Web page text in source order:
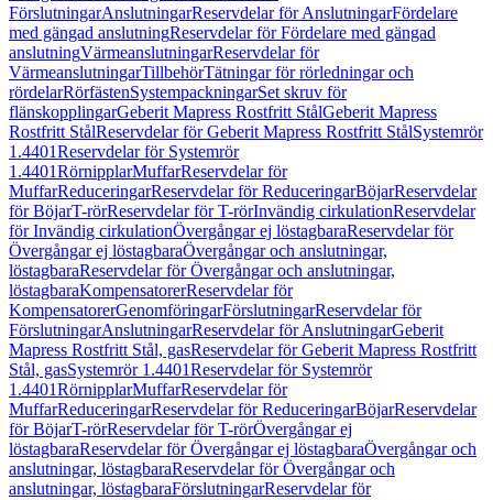
FörslutningarAnslutningarReservdelar för AnslutningarFördelare
med gängad anslutningReservdelar för Fördelare med gängad
anslutningVärmeanslutningarReservdelar för
VärmeanslutningarTillbehörTätningar för rörledningar och
rördelarRörfästenSystempackningarSet skruv för
flänskopplingarGeberit Mapress Rostfritt StålGeberit Mapress
Rostfritt StålReservdelar för Geberit Mapress Rostfritt StålSystemrör
1.4401Reservdelar för Systemrör
1.4401RörnipplarMuffarReservdelar för
MuffarReduceringarReservdelar för ReduceringarBöjarReservdelar
för BöjarT-rörReservdelar för T-rörInvändig cirkulationReservdelar
för Invändig cirkulationÖvergångar ej löstagbaraReservdelar för
Övergångar ej löstagbaraÖvergångar och anslutningar,
löstagbaraReservdelar för Övergångar och anslutningar,
löstagbaraKompensatorerReservdelar för
KompensatorerGenomföringarFörslutningarReservdelar för
FörslutningarAnslutningarReservdelar för AnslutningarGeberit
Mapress Rostfritt Stål, gasReservdelar för Geberit Mapress Rostfritt
Stål, gasSystemrör 1.4401Reservdelar för Systemrör
1.4401RörnipplarMuffarReservdelar för
MuffarReduceringarReservdelar för ReduceringarBöjarReservdelar
för BöjarT-rörReservdelar för T-rörÖvergångar ej
löstagbaraReservdelar för Övergångar ej löstagbaraÖvergångar och
anslutningar, löstagbaraReservdelar för Övergångar och
anslutningar, löstagbaraFörslutningarReservdelar för